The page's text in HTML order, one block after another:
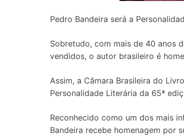
Pedro Bandeira será a
Sobretudo, com mais de 40 anos
vendidos, o autor brasileiro é
Assim, a Câmara Brasileira do
Personalidade Literária da 65ª
Reconhecido como um dos mais
Bandeira recebe homenagem por